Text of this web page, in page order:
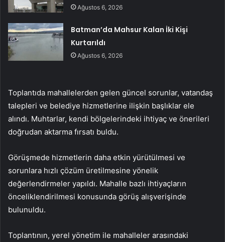
Ağustos 6, 2026
Batman’da Mahsur Kalan İki Kişi
Kurtarıldı
Ağustos 6, 2026
Toplantıda mahallelerden gelen güncel sorunlar, vatandaş
talepleri ve belediye hizmetlerine ilişkin başlıklar ele
alındı. Muhtarlar, kendi bölgelerindeki ihtiyaç ve önerileri
doğrudan aktarma fırsatı buldu.
Görüşmede hizmetlerin daha etkin yürütülmesi ve
sorunlara hızlı çözüm üretilmesine yönelik
değerlendirmeler yapıldı. Mahalle bazlı ihtiyaçların
önceliklendirilmesi konusunda görüş alışverişinde
bulunuldu.
Toplantının, yerel yönetim ile mahalleler arasındaki